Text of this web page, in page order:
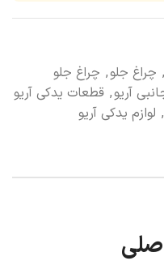
, چراغ جلو, چراغ جلو
آریو, قطعات یدکی آریو
, لوازم یدکی آریو